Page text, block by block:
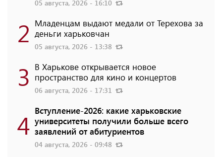
05 августа, 2026 - 16:10
2 Младенцам выдают медали от Терехова за
деньги харьковчан
05 августа, 2026 - 13:38
3 В Харькове открывается новое
пространство для кино и концертов
06 августа, 2026 - 17:31
4 Вступление-2026: какие харьковские
университеты получили больше всего
заявлений от абитуриентов
04 августа, 2026 - 09:48